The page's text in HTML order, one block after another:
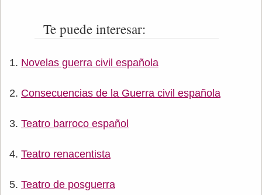
Te puede interesar:
Novelas guerra civil española
Consecuencias de la Guerra civil española
Teatro barroco español
Teatro renacentista
Teatro de posguerra